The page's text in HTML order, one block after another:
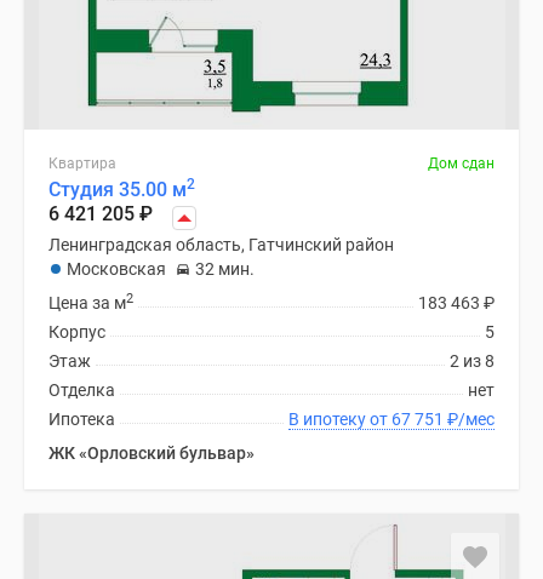
Квартира Дом сдан
Студия 35.00 м2
6 421 205 ₽
Ленинградская область, Гатчинский район
Московская
32 мин.
183 463 ₽
Цена за м2
5
Корпус
2 из 8
Этаж
нет
Отделка
В ипотеку от 67 751 ₽/мес
Ипотека
ЖК «Орловский бульвар»